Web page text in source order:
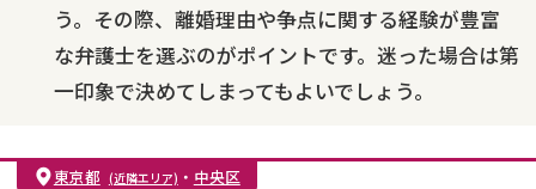
う。その際、離婚理由や争点に関する経験が豊富
な弁護士を選ぶのがポイントです。迷った場合は第
一印象で決めてしまってもよいでしょう。
東京都 (近隣エリア) ・ 中央区